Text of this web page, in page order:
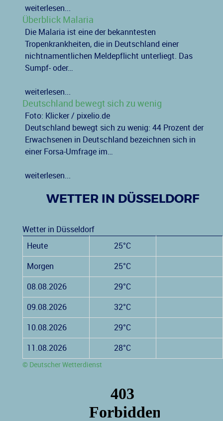
weiterlesen...
Überblick Malaria
Die Malaria ist eine der bekanntesten
Tropenkrankheiten, die in Deutschland einer
nichtnamentlichen Meldepflicht unterliegt. Das
Sumpf- oder…
weiterlesen...
Deutschland bewegt sich zu wenig
Foto: Klicker / pixelio.de
Deutschland bewegt sich zu wenig: 44 Prozent der
Erwachsenen in Deutschland bezeichnen sich in
einer Forsa-Umfrage im…
weiterlesen...
WETTER IN DÜSSELDORF
Wetter in Düsseldorf
Heute
25°C
Morgen 25°C
08.08.2026 29°C
09.08.2026 32°C
10.08.2026 29°C
11.08.2026 28°C
© Deutscher Wetterdienst